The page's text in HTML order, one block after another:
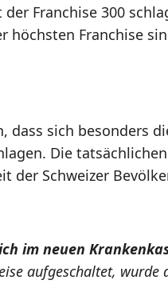
der Franchise 300
höchsten Franchise
dass sich besonders
Die
der Schweizer
im neuen
aufgeschaltet, wurde